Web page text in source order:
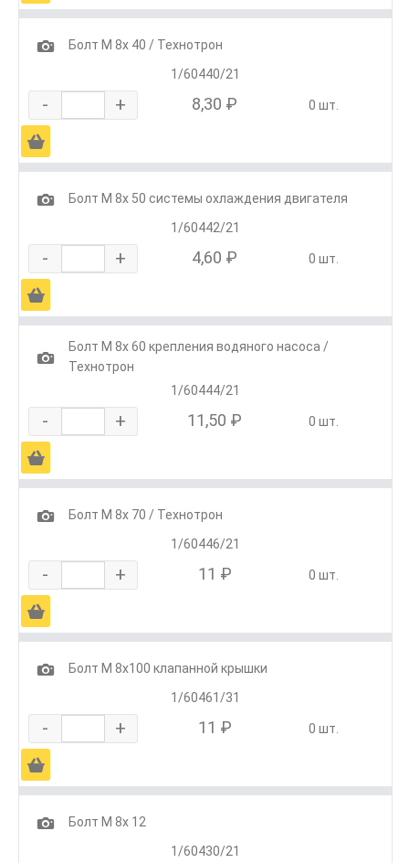
1
Болт М 8х 40 / Технотрон
1/60440/21
- + 8,30 ₽ 0 шт.
Ä
1
Болт М 8х 50 системы охлаждения двигателя
1/60442/21
- + 4,60 ₽ 0 шт.
Ä
1
Болт М 8х 60 крепления водяного насоса /
Технотрон
1/60444/21
- + 11,50 ₽ 0 шт.
Ä
1
Болт М 8х 70 / Технотрон
1/60446/21
- + 11 ₽ 0 шт.
Ä
1
Болт М 8х100 клапанной крышки
1/60461/31
- + 11 ₽ 0 шт.
Ä
1
Болт М 8х 12
1/60430/21